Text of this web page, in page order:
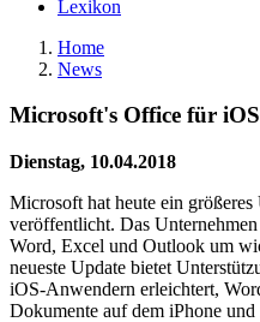
Lexikon
Home
News
Microsoft's Office für
Dienstag, 10.04.2018
Microsoft hat heute ein
veröffentlicht. Das
Word, Excel und Outlook um
neueste Update bietet
iOS-Anwendern erleichtert,
Dokumente auf dem iPhone